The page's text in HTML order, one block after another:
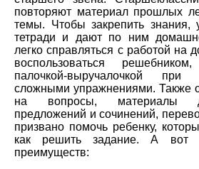
повторяют материал прошлых
темы. Чтобы закрепить знания,
тетради и дают по ним
легко справляться с работой на
воспользоваться
палочкой-выручалочкой при
сложными упражнениями. Также
на вопросы, материалы
предложений и сочинений,
призвано помочь ребенку,
как решить задание. А вот
преимуществ: